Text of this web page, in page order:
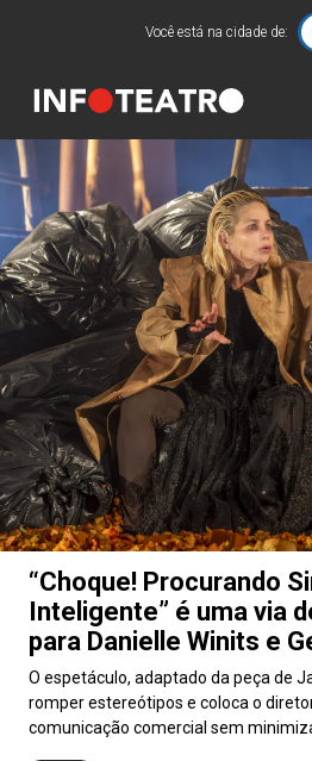
Você está na cidade de:
“Choque! Procurando
Inteligente” é uma via
para Danielle Winits e
O espetáculo, adaptado da peça de
romper estereótipos e coloca o
comunicação comercial sem